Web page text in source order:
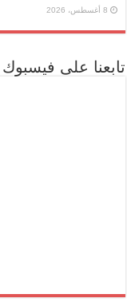
8 أغسطس، 2026
تابعنا على فيسبوك